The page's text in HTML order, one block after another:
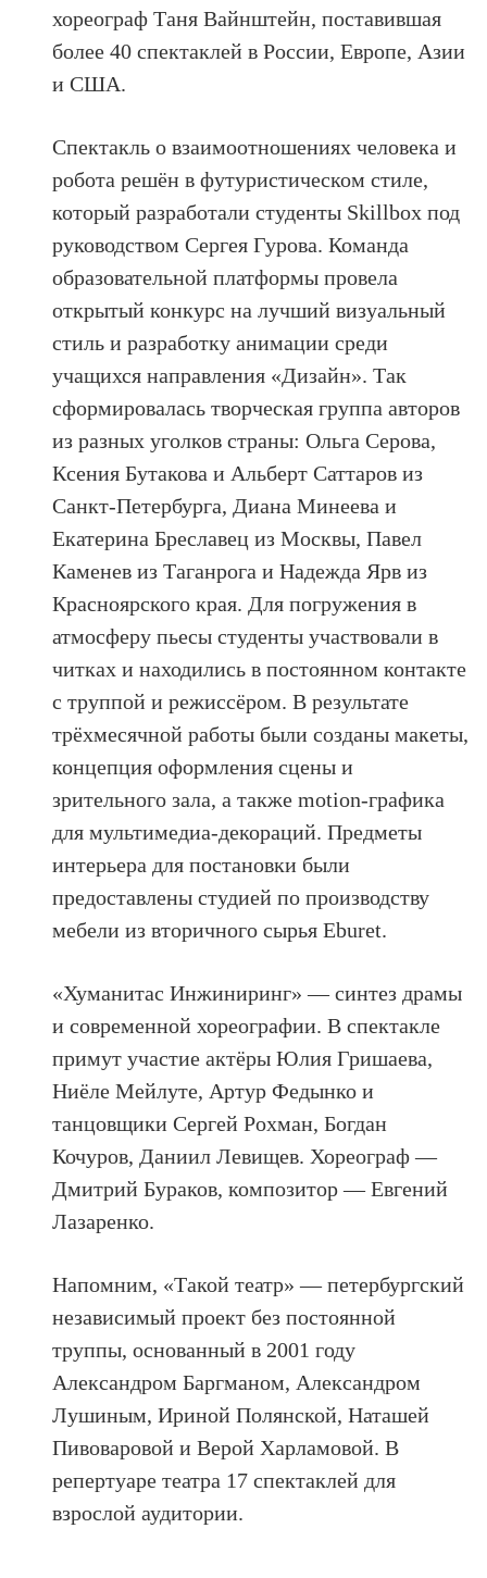
хореограф Таня Вайнштейн, поставившая
более 40 спектаклей в России, Европе, Азии
и США.
Спектакль о взаимоотношениях человека и
робота решён в футуристическом стиле,
который разработали студенты Skillbox под
руководством Сергея Гурова. Команда
образовательной платформы провела
открытый конкурс на лучший визуальный
стиль и разработку анимации среди
учащихся направления «Дизайн». Так
сформировалась творческая группа авторов
из разных уголков страны: Ольга Серова,
Ксения Бутакова и Альберт Саттаров из
Санкт-Петербурга, Диана Минеева и
Екатерина Бреславец из Москвы, Павел
Каменев из Таганрога и Надежда Ярв из
Красноярского края. Для погружения в
атмосферу пьесы студенты участвовали в
читках и находились в постоянном контакте
с труппой и режиссёром. В результате
трёхмесячной работы были созданы макеты,
концепция оформления сцены и
зрительного зала, а также motion-графика
для мультимедиа-декораций. Предметы
интерьера для постановки были
предоставлены студией по производству
мебели из вторичного сырья Eburet.
«Хуманитас Инжиниринг» — синтез драмы
и современной хореографии. В спектакле
примут участие актёры Юлия Гришаева,
Ниёле Мейлуте, Артур Федынко и
танцовщики Сергей Рохман, Богдан
Кочуров, Даниил Левищев. Хореограф —
Дмитрий Бураков, композитор — Евгений
Лазаренко.
Напомним, «Такой театр» — петербургский
независимый проект без постоянной
труппы, основанный в 2001 году
Александром Баргманом, Александром
Лушиным, Ириной Полянской, Наташей
Пивоваровой и Верой Харламовой. В
репертуаре театра 17 спектаклей для
взрослой аудитории.